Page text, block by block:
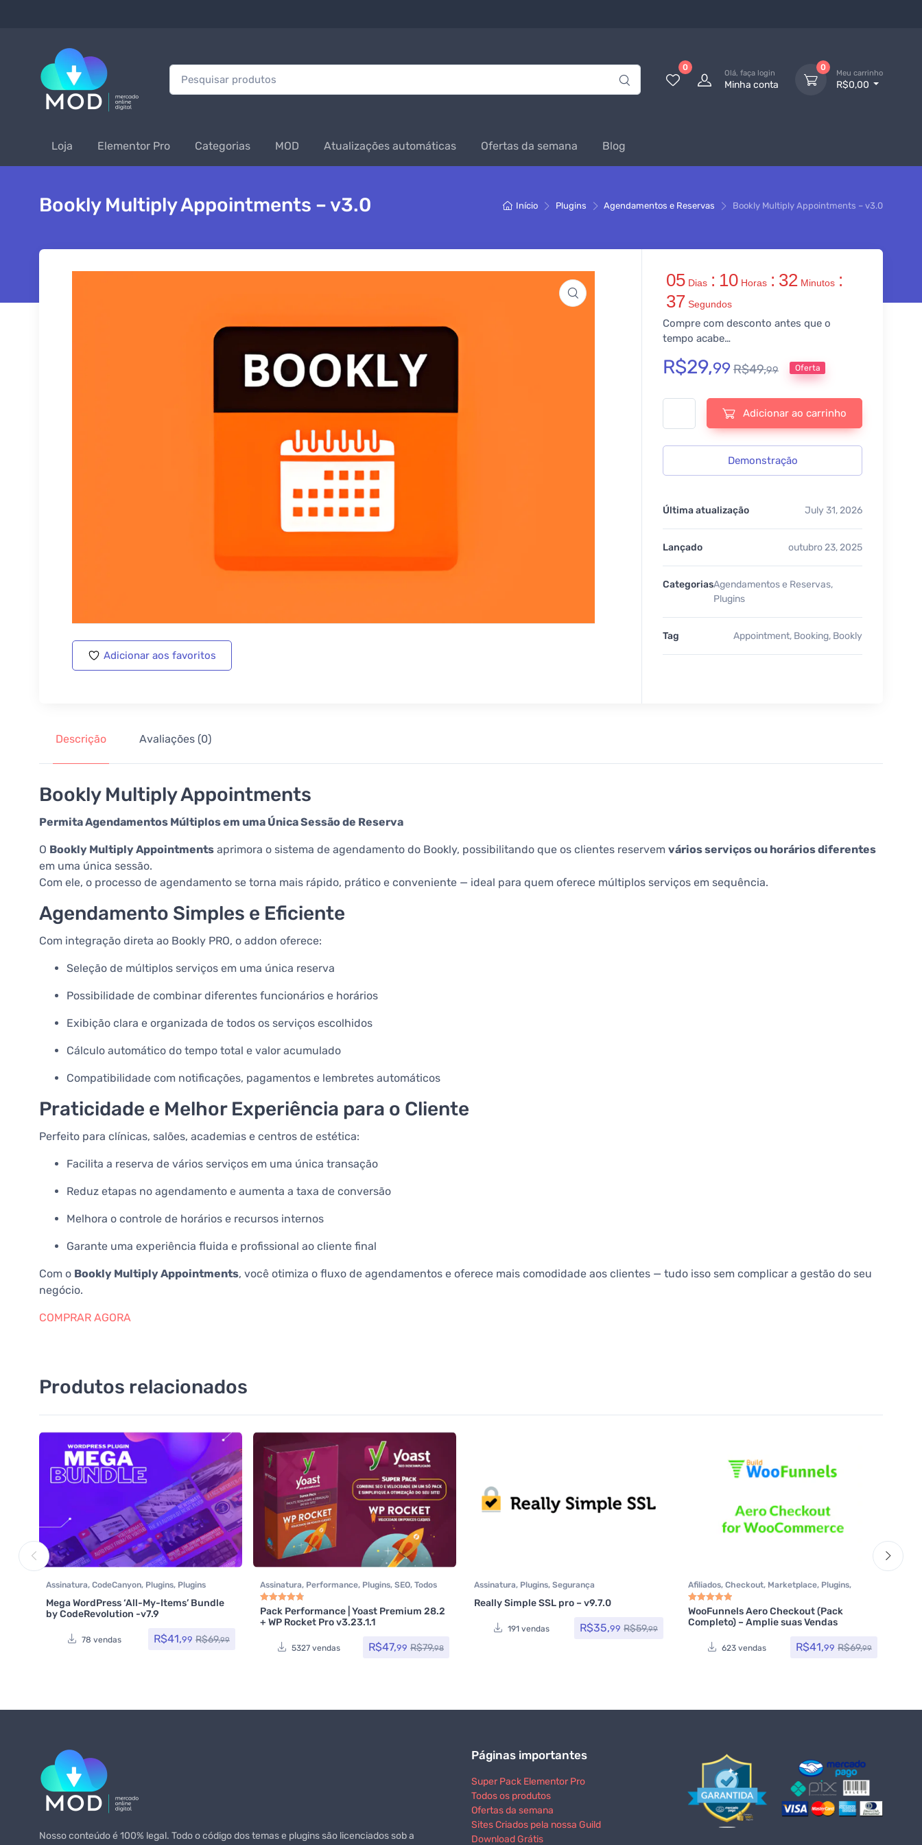
Procurar: 0
Olá, faça login
Minha conta
0
Meu carrinho
R$0,00
Loja Elementor Pro Categorias MOD Atualizações automáticas Ofertas da semana Blog
Início Plugins Agendamentos e Reservas Bookly Multiply Appointments – v3.0
Bookly Multiply Appointments – v3.0
Adicionar aos favoritos
05 Dias : 10 Horas : 32 Minutos :
37 Segundos
Compre com desconto antes que o
tempo acabe…
R$29,99R$49,99 Oferta
Bookly Multiply Appointments - v3.0 quantidade
Adicionar ao carrinho
Demonstração
Última atualização July 31, 2026
Lançado outubro 23, 2025
CategoriasAgendamentos e Reservas,
Plugins
Tag Appointment, Booking, Bookly
Descrição Avaliações (0)
Bookly Multiply Appointments
Permita Agendamentos Múltiplos em uma Única Sessão de Reserva
O Bookly Multiply Appointments aprimora o sistema de agendamento do Bookly, possibilitando que os clientes reservem vários serviços ou horários diferentes
em uma única sessão.
Com ele, o processo de agendamento se torna mais rápido, prático e conveniente — ideal para quem oferece múltiplos serviços em sequência.
Agendamento Simples e Eficiente
Com integração direta ao Bookly PRO, o addon oferece:
Seleção de múltiplos serviços em uma única reserva
Possibilidade de combinar diferentes funcionários e horários
Exibição clara e organizada de todos os serviços escolhidos
Cálculo automático do tempo total e valor acumulado
Compatibilidade com notificações, pagamentos e lembretes automáticos
Praticidade e Melhor Experiência para o Cliente
Perfeito para clínicas, salões, academias e centros de estética:
Facilita a reserva de vários serviços em uma única transação
Reduz etapas no agendamento e aumenta a taxa de conversão
Melhora o controle de horários e recursos internos
Garante uma experiência fluida e profissional ao cliente final
Com o Bookly Multiply Appointments, você otimiza o fluxo de agendamentos e oferece mais comodidade aos clientes — tudo isso sem complicar a gestão do seu
negócio.
COMPRAR AGORA
Produtos relacionados
Assinatura, CodeCanyon, Plugins, Plugins
Wocoomerce, Social Media Plugins
Woocommerce
Mega WordPress ‘All-My-Items’ Bundle
by CodeRevolution -v7.9
78 vendas R$41,99 R$69,99
Assinatura, Performance, Plugins, SEO, Todos
os itens, WP Rocket
Avaliação 4.85de 5
Pack Performance | Yoast Premium 28.2
+ WP Rocket Pro v3.23.1.1
5327 vendas R$47,99 R$79,98
Assinatura, Plugins, Segurança
Really Simple SSL pro – v9.7.0
191 vendas R$35,99 R$59,99
Afiliados, Checkout, Marketplace, Plugins,
Plugins Wocoomerce
Avaliação5.00 de 5
WooFunnels Aero Checkout (Pack
Completo) – Amplie suas Vendas
623 vendas R$41,99 R$69,99
Nosso conteúdo é 100% legal. Todo o código dos temas e plugins são licenciados sob a
Páginas importantes
Super Pack Elementor Pro
Todos os produtos
Ofertas da semana
Sites Criados pela nossa Guild
Download Grátis